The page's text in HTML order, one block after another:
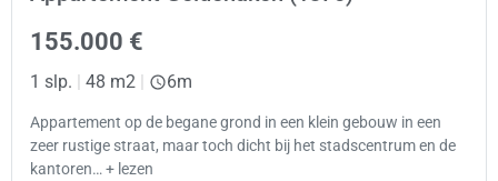
155.000 €
1 slp. | 48 m2 | 6m
Appartement op de begane grond in een klein gebouw in een
zeer rustige straat, maar toch dicht bij het stadscentrum en de
kantoren… + lezen